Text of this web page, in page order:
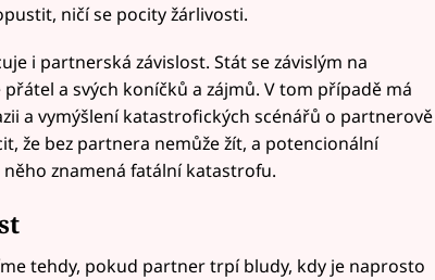
ničí se pocity žárlivosti.
i partnerská závislost. Stát se závislým na
a svých koníčků a zájmů. V tom případě má
a vymýšlení katastrofických scénářů o partnerově
že bez partnera nemůže žít, a potencionální
znamená fatální katastrofu.
tehdy, pokud partner trpí bludy, kdy je naprosto